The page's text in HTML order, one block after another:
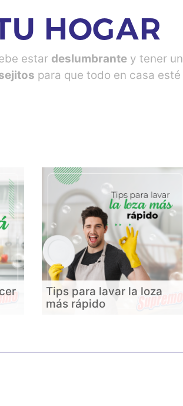
HOGAR
estar deslumbrantey tener un
para que todo en casa esté
Tips para lavar la loza
más rápido